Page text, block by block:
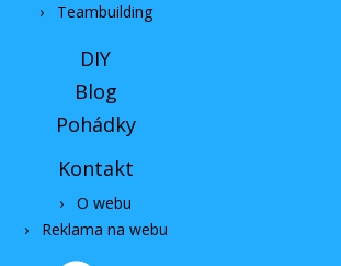
› Teambuilding
DIY
Blog
Pohádky
Kontakt
› O webu
› Reklama na webu